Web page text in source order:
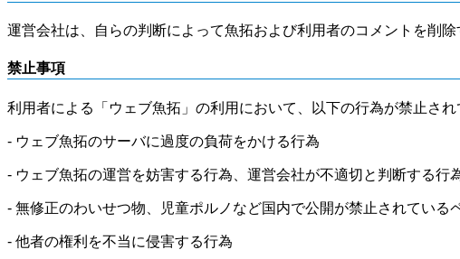
運営会社は、自らの判断によって魚拓および利用者のコメントを削除
禁止事項
利用者による「ウェブ魚拓」の利用において、以下の行為が禁止され
- ウェブ魚拓のサーバに過度の負荷をかける行為
- ウェブ魚拓の運営を妨害する行為、運営会社が不適切と判断する行
- 無修正のわいせつ物、児童ポルノなど国内で公開が禁止されている
- 他者の権利を不当に侵害する行為